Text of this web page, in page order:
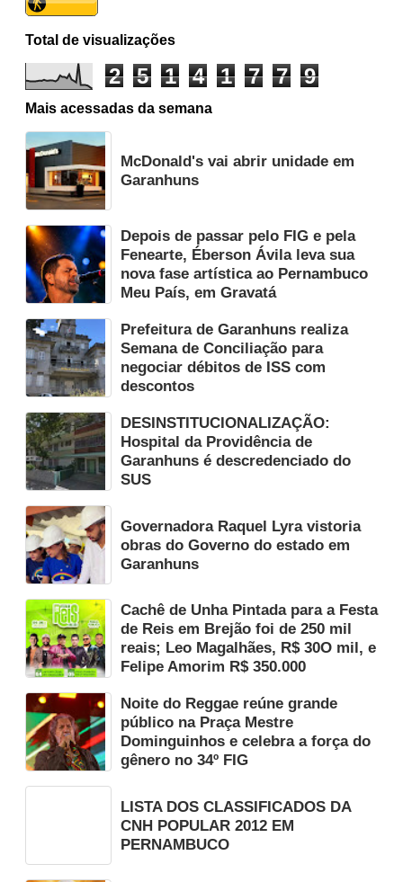
Total de visualizações
2 5 1 4 1 7 7 9
Mais acessadas da semana
McDonald's vai abrir unidade em
Garanhuns
Depois de passar pelo FIG e pela
Fenearte, Éberson Ávila leva sua
nova fase artística ao Pernambuco
Meu País, em Gravatá
Prefeitura de Garanhuns realiza
Semana de Conciliação para
negociar débitos de ISS com
descontos
DESINSTITUCIONALIZAÇÃO:
Hospital da Providência de
Garanhuns é descredenciado do
SUS
Governadora Raquel Lyra vistoria
obras do Governo do estado em
Garanhuns
Cachê de Unha Pintada para a Festa
de Reis em Brejão foi de 250 mil
reais; Leo Magalhães, R$ 30O mil, e
Felipe Amorim R$ 350.000
Noite do Reggae reúne grande
público na Praça Mestre
Dominguinhos e celebra a força do
gênero no 34º FIG
LISTA DOS CLASSIFICADOS DA
CNH POPULAR 2012 EM
PERNAMBUCO